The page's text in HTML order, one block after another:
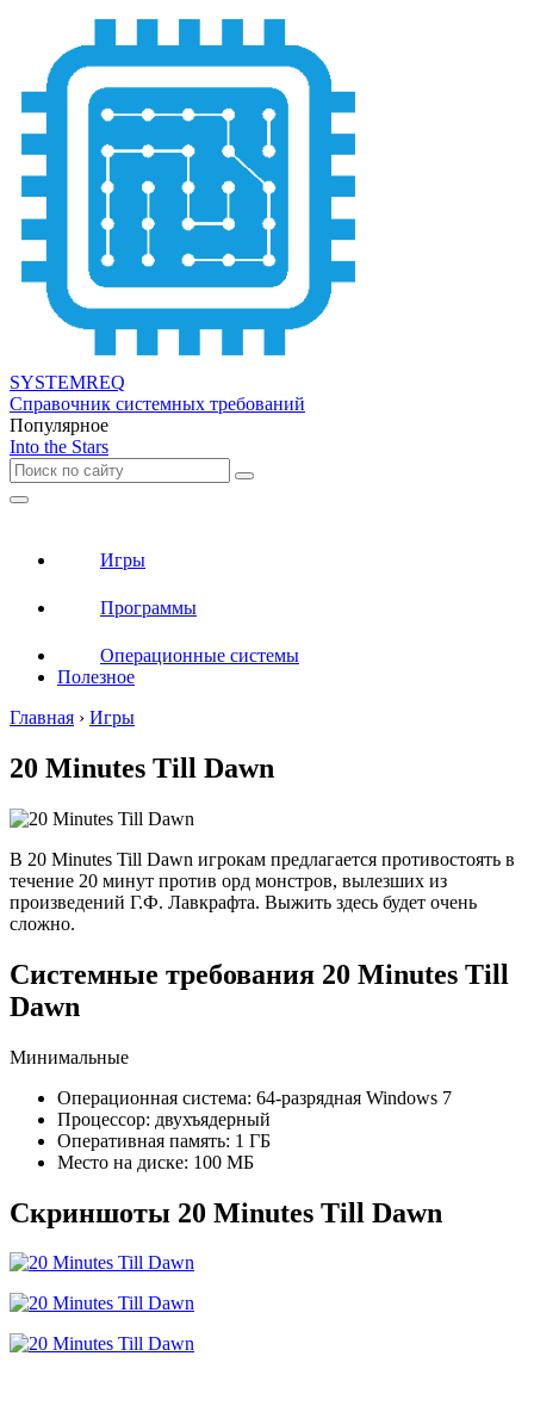
SYSTEMREQ
Справочник системных требований
Популярное
Into the Stars
Игры
Программы
Операционные системы
Полезное
Главная › Игры
20 Minutes Till Dawn
В 20 Minutes Till Dawn игрокам предлагается противостоять в
течение 20 минут против орд монстров, вылезших из
произведений Г.Ф. Лавкрафта. Выжить здесь будет очень
сложно.
Системные требования 20 Minutes Till
Dawn
Минимальные
Операционная система: 64-разрядная Windows 7
Процессор: двухъядерный
Оперативная память: 1 ГБ
Место на диске: 100 МБ
Скриншоты 20 Minutes Till Dawn